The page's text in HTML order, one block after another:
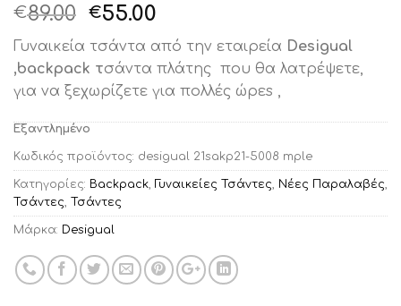
€89.00 Original
price
was:
€89.00.
€55.00
τρέχουσα
τιμή
είναι:
€55.00.
Γυναικεία τσάντα από την εταιρεία Desigual
,backpack τσάντα πλάτης που θα λατρέψετε,
για να ξεχωρίζετε για πολλές ώρεs ,
Εξαντλημένο
Κωδικός προϊόντος: desigual 21sakp21-5008 mple
Κατηγορίες: Backpack, Γυναικείες Τσάντες, Νέες Παραλαβές,
Τσάντες, Τσάντες
Μάρκα: Desigual